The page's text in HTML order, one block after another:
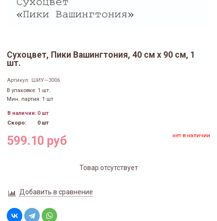
Сухоцвет, Пики Вашингтония, 40 см х 90 см, 1
шт.
Артикул: ШИУ—3006
В упаковке: 1 шт.
Мин. партия: 1 шт
В наличии: 0 шт
Скоро:
0 шт
599.10 руб нет в наличии
Товар отсутствует
Добавить в сравнение